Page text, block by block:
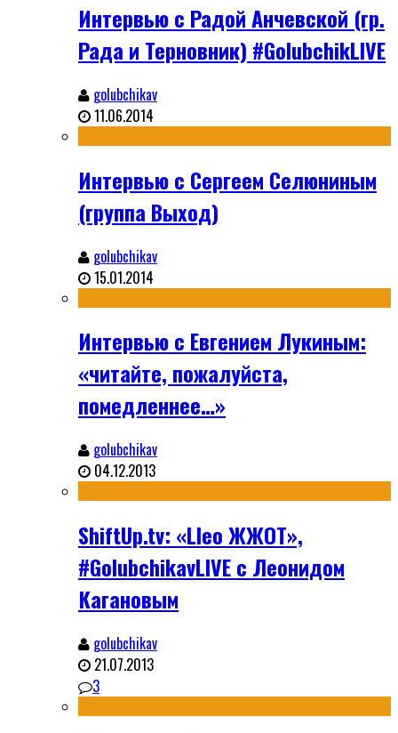
Интервью с Радой Анчевской (гр.
Рада и Терновник) #GolubchikLIVE
golubchikav
11.06.2014
Интервью с Сергеем Селюниным
(группа Выход)
golubchikav
15.01.2014
Интервью с Евгением Лукиным:
«читайте, пожалуйста,
помедленнее…»
golubchikav
04.12.2013
ShiftUp.tv: «Lleo ЖЖОТ»,
#GolubchikavLIVE с Леонидом
Кагановым
golubchikav
21.07.2013
3